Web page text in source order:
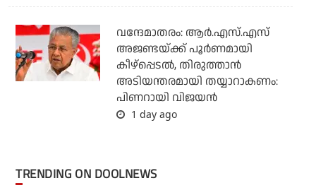
വന്ദേമാതരം: ആര്‍.എസ്.എസ്
അജണ്ടയ്ക്ക് പൂര്‍ണമായി
കീഴ്‌പ്പെടല്‍, തിരുത്താന്‍
അടിയന്തരമായി തയ്യാറാകണം:
പിണറായി വിജയന്‍
1 day ago
TRENDING ON DOOLNEWS